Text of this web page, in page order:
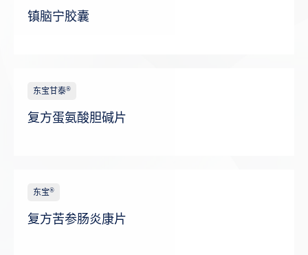
镇脑宁胶囊
东宝甘泰®
复方蛋氨酸胆碱片
东宝®
复方苦参肠炎康片